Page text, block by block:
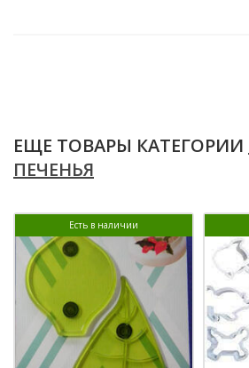
ЕЩЕ ТОВАРЫ КАТЕГОРИИ
ПЕЧЕНЬЯ
Есть в наличии